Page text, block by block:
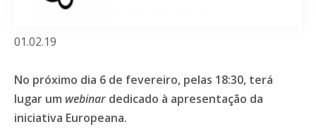
01.02.19
No próximo dia 6 de fevereiro, pelas 18:30, terá
lugar um webinar dedicado à apresentação da
iniciativa Europeana.